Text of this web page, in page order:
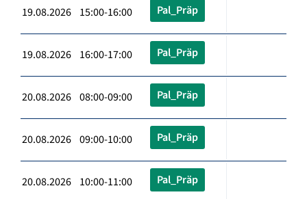
19.08.2026 15:00-16:00 Pal_Präp
19.08.2026 16:00-17:00 Pal_Präp
20.08.2026 08:00-09:00 Pal_Präp
20.08.2026 09:00-10:00 Pal_Präp
20.08.2026 10:00-11:00 Pal_Präp